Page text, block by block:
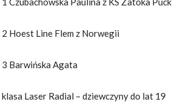
2 Hoest Line Flem z Norwegii
3 Barwińska Agata
klasa Laser Radial – dziewczyny do lat 19